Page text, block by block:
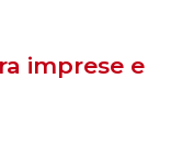
imprese e